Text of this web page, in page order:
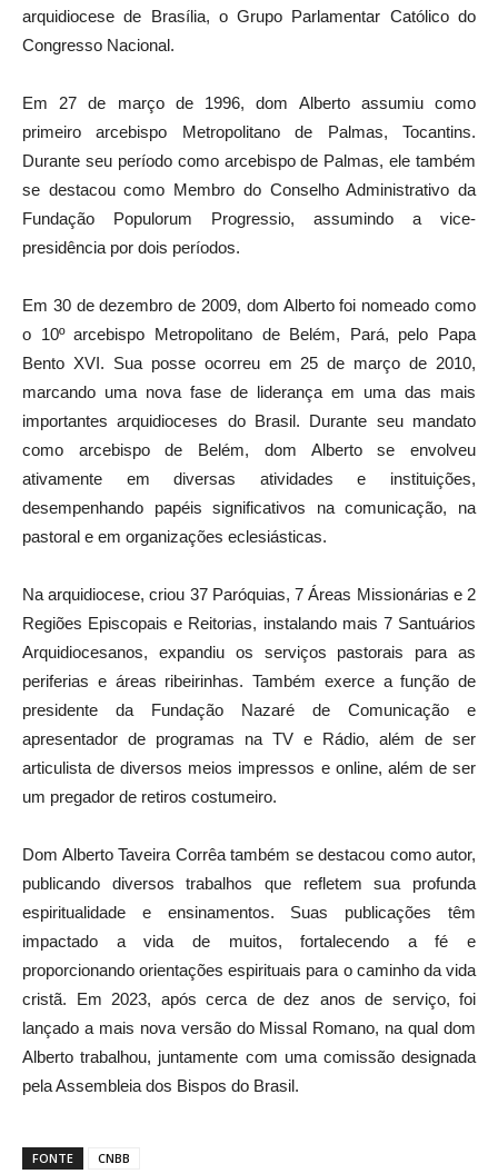
arquidiocese de Brasília, o Grupo Parlamentar Católico do
Congresso Nacional.
Em 27 de março de 1996, dom Alberto assumiu como
primeiro arcebispo Metropolitano de Palmas, Tocantins.
Durante seu período como arcebispo de Palmas, ele também
se destacou como Membro do Conselho Administrativo da
Fundação Populorum Progressio, assumindo a vice-
presidência por dois períodos.
Em 30 de dezembro de 2009, dom Alberto foi nomeado como
o 10º arcebispo Metropolitano de Belém, Pará, pelo Papa
Bento XVI. Sua posse ocorreu em 25 de março de 2010,
marcando uma nova fase de liderança em uma das mais
importantes arquidioceses do Brasil. Durante seu mandato
como arcebispo de Belém, dom Alberto se envolveu
ativamente em diversas atividades e instituições,
desempenhando papéis significativos na comunicação, na
pastoral e em organizações eclesiásticas.
Na arquidiocese, criou 37 Paróquias, 7 Áreas Missionárias e 2
Regiões Episcopais e Reitorias, instalando mais 7 Santuários
Arquidiocesanos, expandiu os serviços pastorais para as
periferias e áreas ribeirinhas. Também exerce a função de
presidente da Fundação Nazaré de Comunicação e
apresentador de programas na TV e Rádio, além de ser
articulista de diversos meios impressos e online, além de ser
um pregador de retiros costumeiro.
Dom Alberto Taveira Corrêa também se destacou como autor,
publicando diversos trabalhos que refletem sua profunda
espiritualidade e ensinamentos. Suas publicações têm
impactado a vida de muitos, fortalecendo a fé e
proporcionando orientações espirituais para o caminho da vida
cristã. Em 2023, após cerca de dez anos de serviço, foi
lançado a mais nova versão do Missal Romano, na qual dom
Alberto trabalhou, juntamente com uma comissão designada
pela Assembleia dos Bispos do Brasil.
FONTE CNBB